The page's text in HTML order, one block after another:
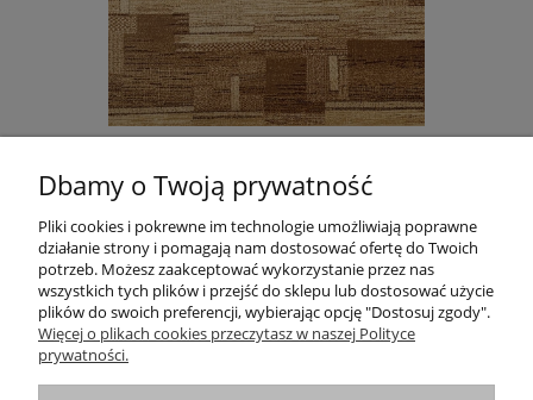
665,00 zł
Informacje
Pomoc
Dbamy o Twoją prywatność
Pliki cookies i pokrewne im technologie umożliwiają poprawne
działanie strony i pomagają nam dostosować ofertę do Twoich
potrzeb. Możesz zaakceptować wykorzystanie przez nas
wszystkich tych plików i przejść do sklepu lub dostosować użycie
plików do swoich preferencji, wybierając opcję "Dostosuj zgody".
Więcej o plikach cookies przeczytasz w naszej Polityce
prywatności.